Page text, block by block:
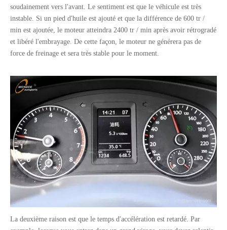
soudainement vers l'avant. Le sentiment est que le véhicule est très
instable. Si un pied d'huile est ajouté et que la différence de 600 tr /
min est ajoutée, le moteur atteindra 2400 tr / min après avoir rétrogradé
et libéré l'embrayage. De cette façon, le moteur ne générera pas de
force de freinage et sera très stable pour le moment.
La deuxième raison est que le temps d'accélération est retardé. Par